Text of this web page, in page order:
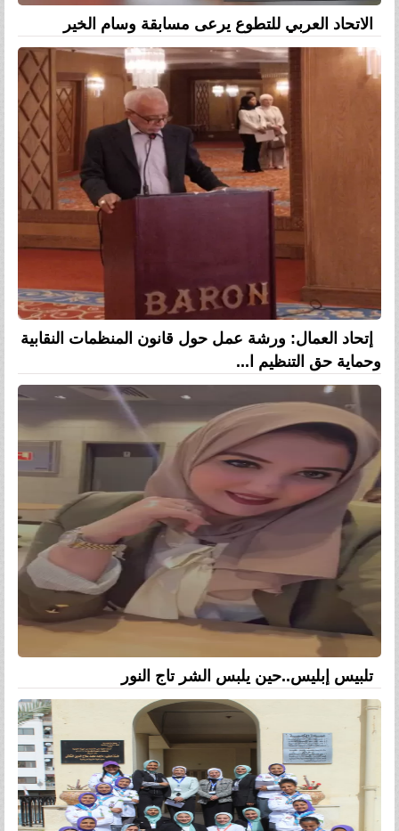
الاتحاد العربي للتطوع يرعى مسابقة وسام الخير
إتحاد العمال: ورشة عمل حول قانون المنظمات النقابية
وحماية حق التنظيم ا...
تلبيس إبليس..حين يلبس الشر تاج النور